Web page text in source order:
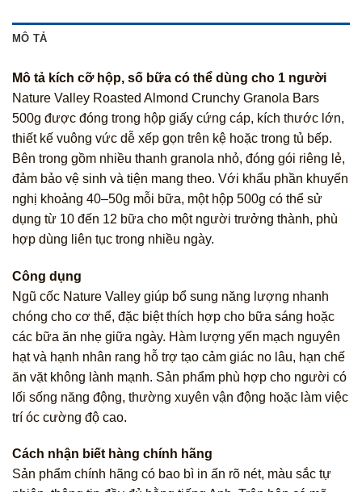
MÔ TẢ
Mô tả kích cỡ hộp, số bữa có thể dùng cho 1 người
Nature Valley Roasted Almond Crunchy Granola Bars
500g được đóng trong hộp giấy cứng cáp, kích thước lớn,
thiết kế vuông vức dễ xếp gọn trên kệ hoặc trong tủ bếp.
Bên trong gồm nhiều thanh granola nhỏ, đóng gói riêng lẻ,
đảm bảo vệ sinh và tiện mang theo. Với khẩu phần khuyến
nghị khoảng 40–50g mỗi bữa, một hộp 500g có thể sử
dụng từ 10 đến 12 bữa cho một người trưởng thành, phù
hợp dùng liên tục trong nhiều ngày.
Công dụng
Ngũ cốc Nature Valley giúp bổ sung năng lượng nhanh
chóng cho cơ thể, đặc biệt thích hợp cho bữa sáng hoặc
các bữa ăn nhẹ giữa ngày. Hàm lượng yến mạch nguyên
hạt và hạnh nhân rang hỗ trợ tạo cảm giác no lâu, hạn chế
ăn vặt không lành mạnh. Sản phẩm phù hợp cho người có
lối sống năng động, thường xuyên vận động hoặc làm việc
trí óc cường độ cao.
Cách nhận biết hàng chính hãng
Sản phẩm chính hãng có bao bì in ấn rõ nét, màu sắc tự